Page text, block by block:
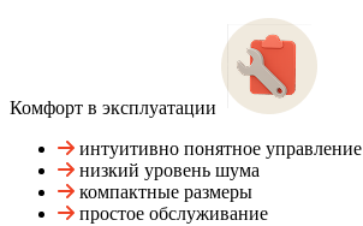
Комфорт в эксплуатации
интуитивно понятное управление
низкий уровень шума
компактные размеры
простое обслуживание